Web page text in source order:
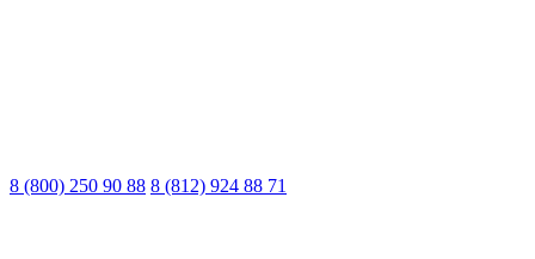
8 (800) 250 90 88 8 (812) 924 88 71